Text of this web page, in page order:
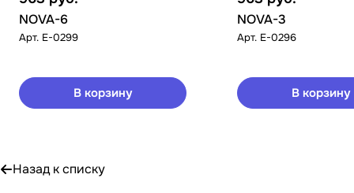
NOVA-6
Арт. E-0299
В корзину
NOVA-3
Арт. E-0296
В корзину
Назад к списку